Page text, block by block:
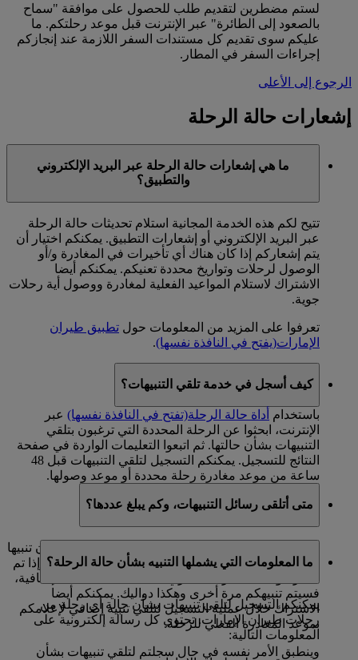
لستم مضطرين لتقديم طلب للحصول على موافقة "سماح
بالصعود إلى الطائرة" عبر الإنترنت قبل موعد رحلتكم. ما
عليكم سوى تقديم كل مستندات السفر اللازمة عند إنجازكم
إجراءات السفر في المطار.
الرجوع إلى الأعلى
إشعارات حالة الرحلة
ما هي إشعارات حالة الرحلة عبر البريد الإلكتروني
والتطبيق؟
تتيح لكم هذه الخدمة المجانية استلام تحديثات حالة الرحلة
عبر البريد الإلكتروني أو إشعارات التطبيق. يمكنكم اختيار أن
يتم إشعاركم إذا كان هناك أي تأخيرات في المغادرة و/أو
الوصول لرحلات وتواريخ محددة تعنيكم. يمكنكم أيضا
الاشتراك لاستلام المواعيد الفعلية لمغادرة ووصول أية رحلات
جوية.
تعرفوا على المزيد من المعلومات حول تطبيق طيران
الإمارات(يفتح في النافذة نفسها).
كيف أسجل في خدمة تلقي التنبيهات؟
باستخدام أداة حالة الرحلة(تفتح في النافذة نفسها) عبر
الإنترنت، ابحثوا عن الرحلة المحددة التي ترغبون بتلقي
التنبيهات بشأن حالتها. ثم اتبعوا التعليمات الواردة في صفحة
النتائج للتسجيل. يمكنكم التسجيل لتلقي التنبيهات قبل 48
ساعة من موعد مغادرة رحلة محددة أو موعد وصولها.
متى أتلقى رسائل التنبيهات، وكم يبلغ عددها؟
، فستتلقون تنبيها
فقط إذا تم تأخير موعد المغادرة لمدة تفوق 30 دقيقة. وإذا تم
تأخير موعد المغادرة التقديري الجديد لمدة 30 دقيقة إضافية،
فسيتم تنبيهكم مرة أخرى وهكذا دواليك. يمكنكم أيضا
الاشتراك خلال عملية التسجيل لتلقي تنبيه إضافي لإعلامكم
بموعد المغادرة الفعلي للرحلة.
وينطبق الأمر نفسه في حال سجلتم لتلقي تنبيهات بشأن
ما المعلومات التي يشملها التنبيه بشأن حالة الرحلة؟
يمكنكم التسجيل لتلقي تنبيهات بشأن حالة أي رحلة من
رحلات طيران الإمارات. تحتوي كل رسالة إلكترونية على
المعلومات التالية: